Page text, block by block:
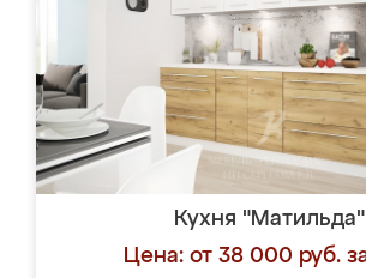
Кухня "Матильда"
Цена: от 38 000 руб.